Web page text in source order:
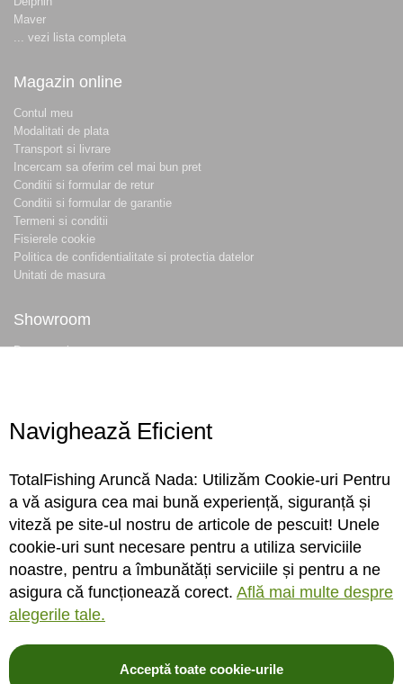
Maver
... vezi lista completa
Magazin online
Contul meu
Modalitati de plata
Transport si livrare
Incercam sa oferim cel mai bun pret
Conditii si formular de retur
Conditii si formular de garantie
Termeni si conditii
Fisierele cookie
Politica de confidentialitate si protectia datelor
Unitati de masura
Showroom
Despre noi
Conecteaza-te
Sa ne cunoastem mai bine. Vino alaturi de noi pe reteaua ta preferata. Te
asteptam cu stiri, surprize, concursuri, premii ...
Navighează Eficient
TotalFishing Aruncă Nada: Utilizăm Cookie-uri Pentru
a vă asigura cea mai bună experiență, siguranță și
viteză pe site-ul nostru de articole de pescuit! Unele
cookie-uri sunt necesare pentru a utiliza serviciile
noastre, pentru a îmbunătăți serviciile și pentru a ne
asigura că funcționează corect. Află mai multe despre
alegerile tale.
Acceptă toate cookie-urile